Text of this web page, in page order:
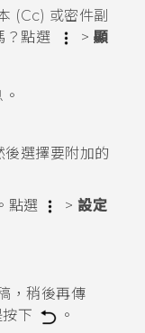
(Cc) 或密件副
？點選
> 顯
後選擇要附加的
點選
> 設定
，稍後再傳
按下 。